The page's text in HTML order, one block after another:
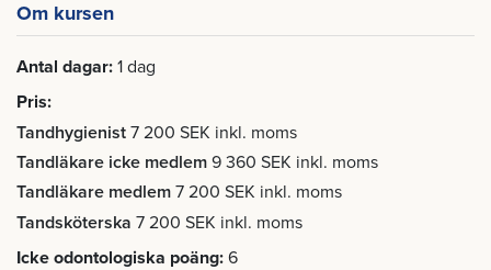
Om kursen
Antal dagar 1 dag
Pris
Tandhygienist 7 200 SEK inkl. moms
Tandläkare icke medlem 9 360 SEK inkl. moms
Tandläkare medlem 7 200 SEK inkl. moms
Tandsköterska 7 200 SEK inkl. moms
Icke odontologiska poäng 6